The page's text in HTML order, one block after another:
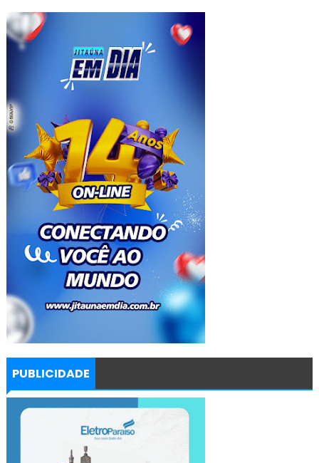
PUBLICIDADE